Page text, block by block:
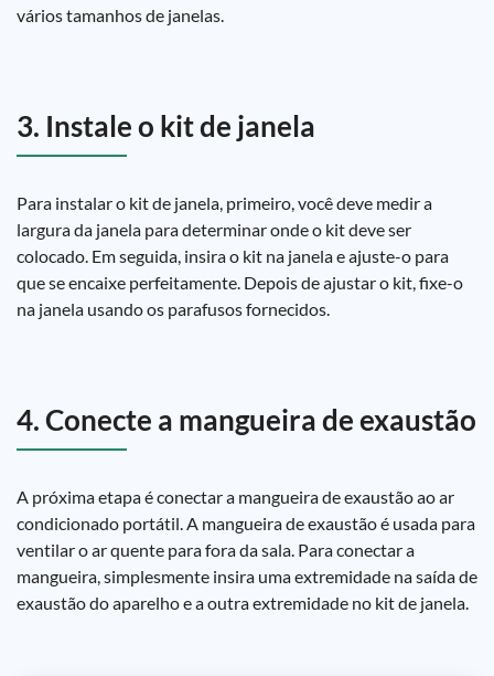
vários tamanhos de janelas.
3. Instale o kit de janela
Para instalar o kit de janela, primeiro, você deve medir a
largura da janela para determinar onde o kit deve ser
colocado. Em seguida, insira o kit na janela e ajuste-o para
que se encaixe perfeitamente. Depois de ajustar o kit, fixe-o
na janela usando os parafusos fornecidos.
4. Conecte a mangueira de exaustão
A próxima etapa é conectar a mangueira de exaustão ao ar
condicionado portátil. A mangueira de exaustão é usada para
ventilar o ar quente para fora da sala. Para conectar a
mangueira, simplesmente insira uma extremidade na saída de
exaustão do aparelho e a outra extremidade no kit de janela.